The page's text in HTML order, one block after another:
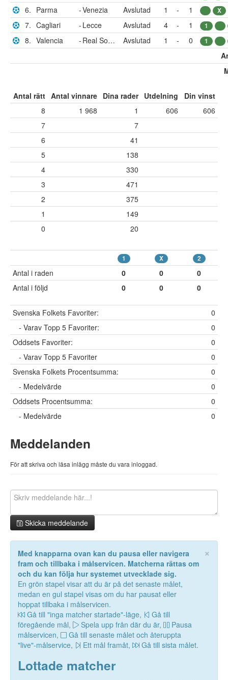
6. Parma -Venezia Avslutad 1 - 1 X
7. Cagliari -Lecce Avslutad 4 - 1 1
8. Valencia - Real Sociedad Avslutad 1 - 0 1
Antal rätt Antal vinnare Dina rader Utdelning
Din vinst
8
1 968 1 606
606
7
7
6
41
5
138
4
330
3
471
2
375
1
149
0
20
1 X 2
Antal i raden 0 0
0
Antal i följd
0 0 0
Svenska Folkets Favoriter:
0
- Varav Topp 5 Favoriter:
0
Oddsets Favoriter:
0
- Varav Topp 5 Favoriter
0
Svenska Folkets Procentsumma:
0
- Medelvärde
0
Oddsets Procentsumma:
0
- Medelvärde
0
Meddelanden
För att skriva och läsa inlägg måste du vara inloggad.
Skicka meddelande
×
Med knapparna ovan kan du pausa eller navigera
fram och tillbaka i målservicen. Matcherna rättas om
och du kan följa hur systemet utvecklade sig.
En grön stapel visar att du är på det senaste målet,
medan en gul stapel visas om du har pausat eller
hoppat tillbaka i målservicen.
Gå till "inga matcher startade"-läge,
Gå till
föregående mål,
Spela upp från där du är,
Pausa
målservicen,
Gå till senaste målet och återuppta
"live"-målservice,
Ett mål framåt, Gå till sista målet.
Lottade matcher